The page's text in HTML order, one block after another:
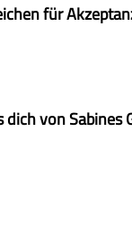
für
dich von Sabines